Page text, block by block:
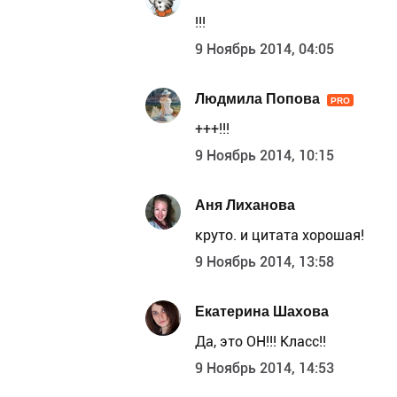
!!!
9 Ноябрь 2014, 04:05
Людмила Попова PRO
+++!!!
9 Ноябрь 2014, 10:15
Аня Лиханова
круто. и цитата хорошая!
9 Ноябрь 2014, 13:58
Екатерина Шахова
Да, это ОН!!! Класс!!
9 Ноябрь 2014, 14:53